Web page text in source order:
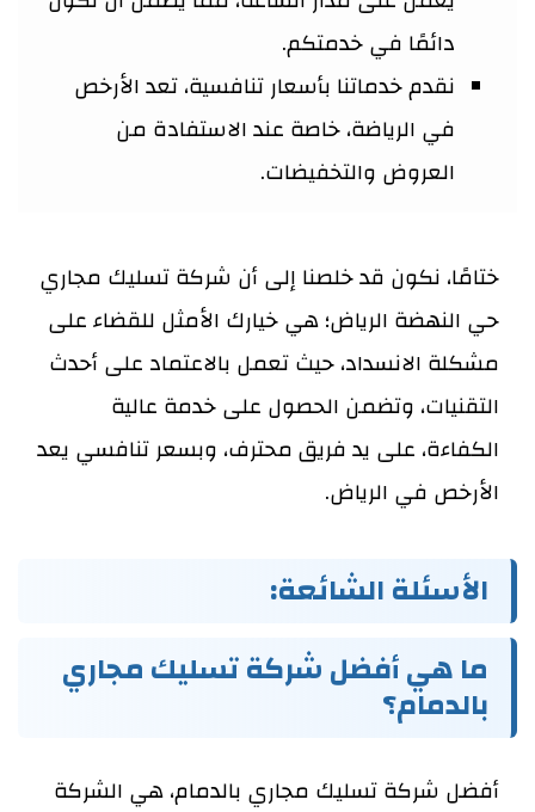
دائمًا في خدمتكم.
نقدم خدماتنا بأسعار تنافسية، تعد الأرخص
في الرياضة، خاصة عند الاستفادة من
العروض والتخفيضات.
ختامًا، نكون قد خلصنا إلى أن شركة تسليك مجاري
حي النهضة الرياض؛ هي خيارك الأمثل للقضاء على
مشكلة الانسداد، حيث تعمل بالاعتماد على أحدث
التقنيات، وتضمن الحصول على خدمة عالية
الكفاءة، على يد فريق محترف، وبسعر تنافسي يعد
الأرخص في الرياض.
الأسئلة الشائعة:
ما هي أفضل شركة تسليك مجاري
بالدمام؟
أفضل شركة تسليك مجاري بالدمام، هي الشركة